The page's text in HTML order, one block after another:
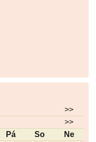
>>
>>
Pá So
Ne